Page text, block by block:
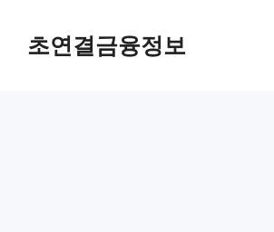
초연결금융정보